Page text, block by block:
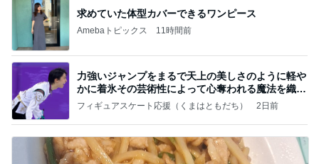
求めていた体型カバーできるワンピース
Amebaトピックス 11時間前
力強いジャンプをまるで天上の美しさのように軽や
かに着氷その芸術性によって心奪われる魔法を織り
なす
フィギュアスケート応援（くまはともだち） 2日前